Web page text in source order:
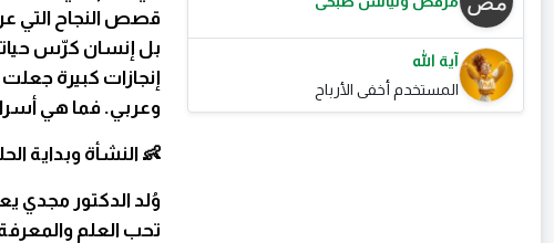
آية الله
المستخدم أخفى الأرباح
قصص النجاح التي
بل إنسان كرّس
إنجازات كبيرة
وعربي. فما هي
👶 النشأة وبداية
وُلد الدكتور مجدي
تحب العلم